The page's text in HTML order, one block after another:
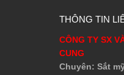
THÔNG TIN
CÔNG TY SX
CUNG
Chuyên: Sắt